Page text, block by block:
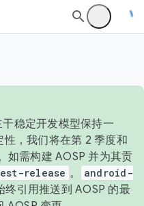
稳定开发模型保持一
，我们将在第 2 季度和
如需构建 AOSP 并为其贡
release 。
android-
终引用推送到 AOSP 的最